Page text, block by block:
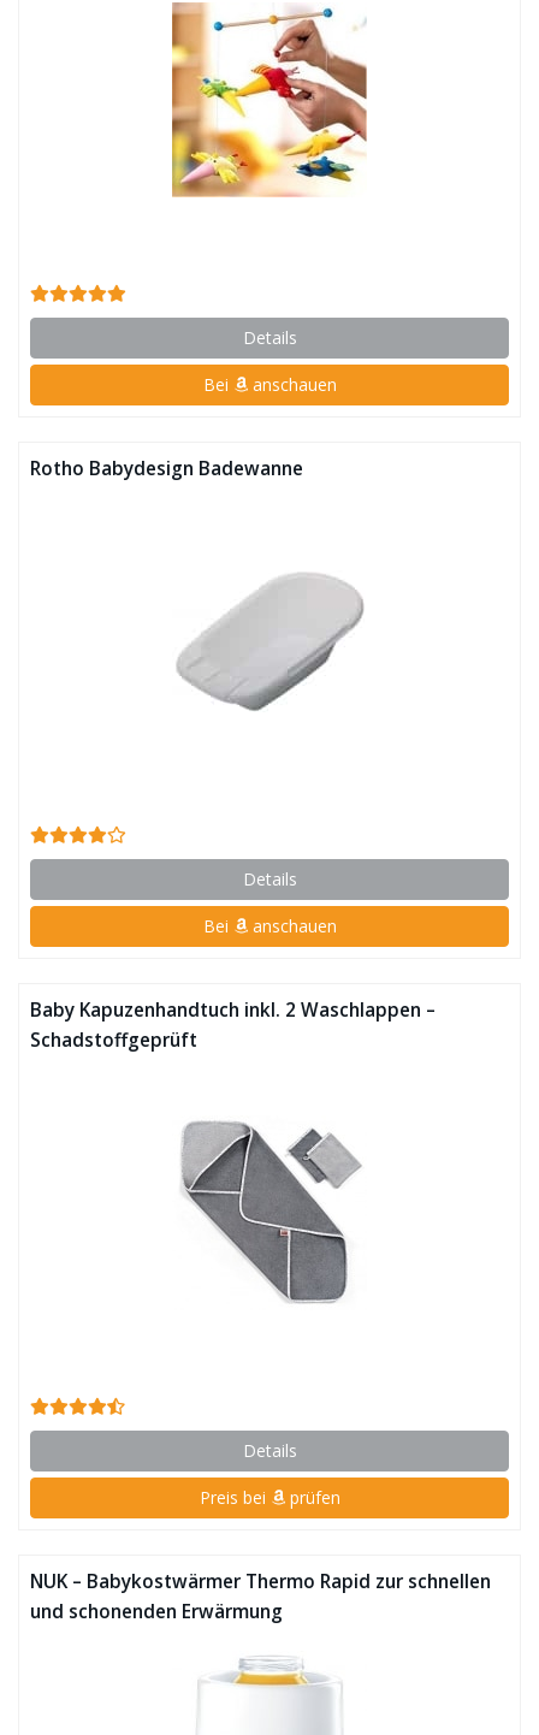
Details
Bei anschauen
Rotho Babydesign Badewanne
Details
Bei anschauen
Baby Kapuzenhandtuch inkl. 2 Waschlappen –
Schadstoffgeprüft
Details
Preis bei prüfen
NUK – Babykostwärmer Thermo Rapid zur schnellen
und schonenden Erwärmung